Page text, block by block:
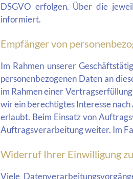
DSGVO erfolgen. Über die
informiert.
Empfänger von
Im Rahmen unserer
personenbezogenen Daten an
im Rahmen einer
wir ein berechtigtes Interesse
erlaubt. Beim Einsatz von
Auftragsverarbeitung weiter. Im
Widerruf Ihrer Einwilligung
Viele